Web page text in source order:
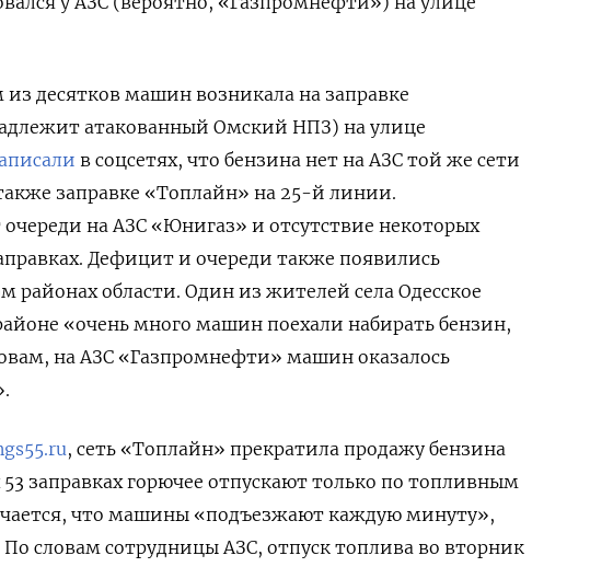
десятков машин возникала на заправке
атакованный Омский НПЗ) на улице
в соцсетях, что бензина нет на АЗС той же сети
заправке «Топлайн» на 25-й линии.
на АЗС «Юнигаз» и отсутствие некоторых
Дефицит и очереди также появились
районах области. Один из жителей села Одесское
«очень много машин поехали набирать бензин,
на АЗС «Газпромнефти» машин оказалось
, сеть «Топлайн» прекратила продажу бензина
заправках горючее отпускают только по топливным
что машины «подъезжают каждую минуту»,
словам сотрудницы АЗС, отпуск топлива во вторник